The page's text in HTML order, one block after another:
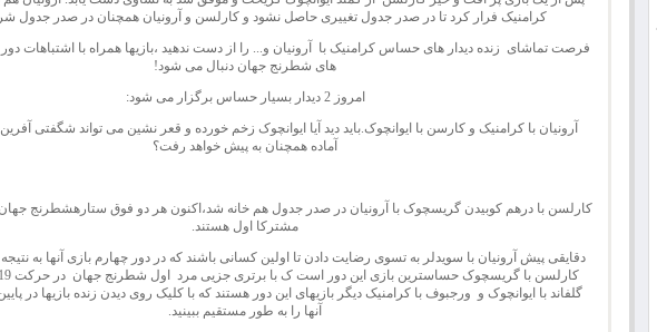
کرامنیک فرار کرد تا در صدر جدول تغییری حاصل نشود و کارلسن و آرونیان همچنان در صدر جدول
فرصت تماشای زنده دیدار های حساس کرامنیک با آرونیان و... را از دست ندهید ،بازیها همراه با اشتباهات دور
های شطرنج جهان دنبال می شود!
امروز 2 دیدار بسیار حساس برگزار می شود:
آرونیان با کرامنیک و کارسن با ایوانچوک.باید دید آیا ایوانچوک زخم خورده و قعر نشین می تواند شگفتی
آماده همچنان به پیش خواهد رفت؟
مشترکا اول هستند.
دقایقی پیش آرونیان با سویدلر به تسوی رضایت دادن تا اولین کسانی باشند که در دور چهارم بازی آنها به
گلفاند با ایوانچوک و ورجبوف با کرامنیک دیگر بازیهای این دور هستند که با کلیک روی دیدن زنده بازیها در
آنها را به طور مستقیم ببینید.